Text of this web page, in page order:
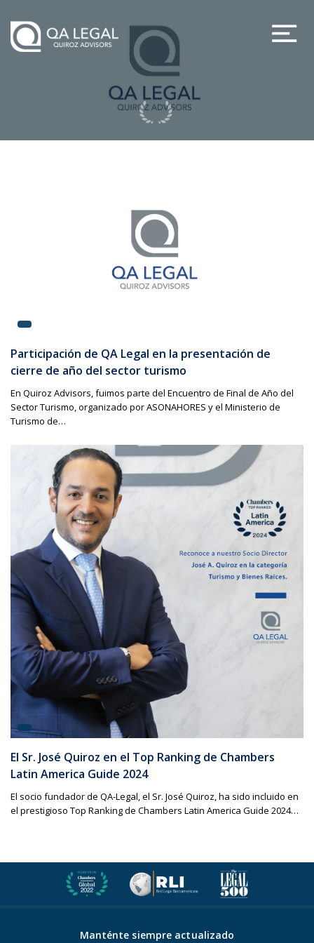
Participación de QA Legal en la presentación de
cierre de año del sector turismo
En Quiroz Advisors, fuimos parte del Encuentro de Final de Año del
Sector Turismo, organizado por ASONAHORES y el Ministerio de
Turismo de…
El Sr. José Quiroz en el Top Ranking de Chambers
Latin America Guide 2024
El socio fundador de QA-Legal, el Sr. José Quiroz, ha sido incluido en
el prestigioso Top Ranking de Chambers Latin America Guide 2024…
Manténte siempre actualizado